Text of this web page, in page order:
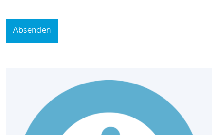
Absenden